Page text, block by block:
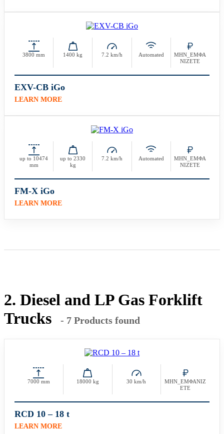
3800 mm 1400 kg 7.2 km/h Automated
ΜΗΝ_ΕΜΦΑ
ΝΙΖΕΤΕ
EXV-CB iGo
LEARN MORE
up to 10474
mm
up to 2330
kg
7.2 km/h Automated
ΜΗΝ_ΕΜΦΑ
ΝΙΖΕΤΕ
FM-X iGo
LEARN MORE
2. Diesel and LP Gas Forklift
Trucks
- 7 Products found
7000 mm 18000 kg 30 km/h
ΜΗΝ_ΕΜΦΑΝΙΖ
ΕΤΕ
RCD 10 – 18 t
LEARN MORE